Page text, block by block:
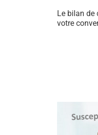
Le bilan de
votre